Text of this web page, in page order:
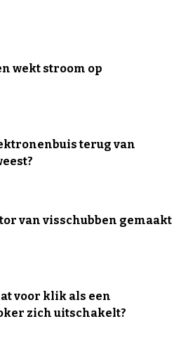
wekt stroom op
terug van
van visschubben gemaakt
voor klik als een
zich uitschakelt?